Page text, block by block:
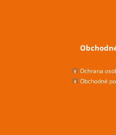
Ochrana
Obchodné